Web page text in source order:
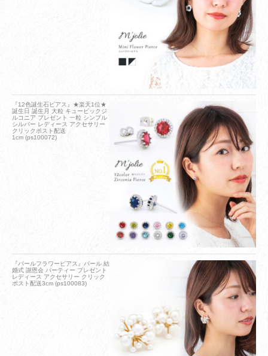
『12色誕生石ピアス』★楽天1位★
誕生日 誕生月 大粒 キュービックジ
ルコニア プレゼント 一粒 シンプル
シルバー レディース アクセサリー
クリックポスト配送
1cm (ps100072)
『パールフラワーピアス』パール 結
婚式 謝恩会 パーティー プレゼント
レディース アクセサリー クリック
ポスト配送3cm (ps100083)